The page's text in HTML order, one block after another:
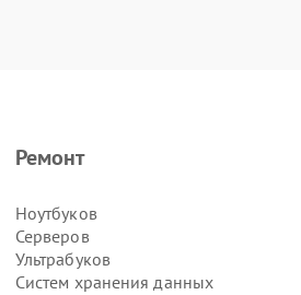
Ремонт
Ноутбуков
Серверов
Ультрабуков
Систем хранения данных